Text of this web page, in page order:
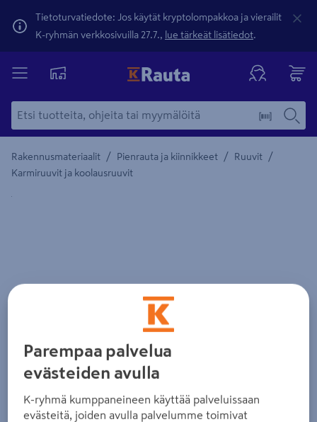
Tietoturvatiedote: Jos käytät kryptolompakkoa ja vierailit
K-ryhmän verkkosivuilla 27.7., lue tärkeät lisätiedot.
Rakennusmateriaalit / Pienrauta ja kiinnikkeet / Ruuvit /
Karmiruuvit ja koolausruuvit
Yksityiskohtainen kuvaus löytyy Tuotteen kuvaus -
Parempaa palvelua
evästeiden avulla
K-ryhmä kumppaneineen käyttää palveluissaan
evästeitä, joiden avulla palvelumme toimivat